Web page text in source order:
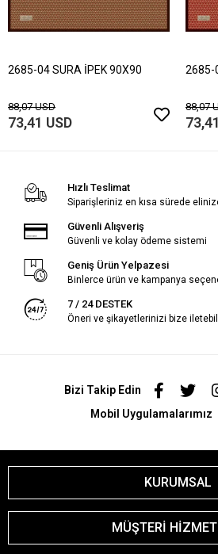
2685-04 SURA İPEK 90X90
88,07 USD
73,41 USD
2685-
88,07
Hızlı Teslimat
Siparişleriniz en kısa sürede
Güvenli Alışveriş
Güvenli ve kolay ödeme sistemi
Geniş Ürün Yelpazesi
Binlerce ürün ve kampanya
7 / 24 DESTEK
Öneri ve şikayetlerinizi bize
Bizi Takip Edin
Mobil Uygulamalarımız
KURUMSAL
MÜŞTERİ